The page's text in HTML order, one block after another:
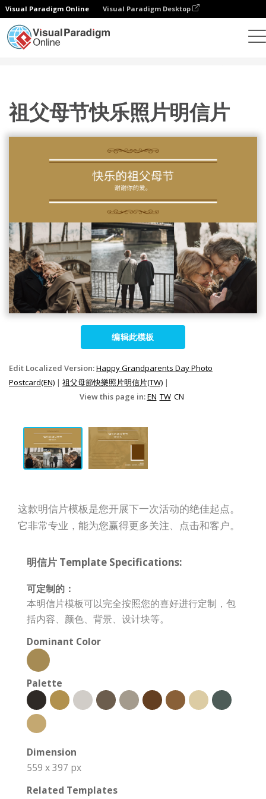
Visual Paradigm Online Visual Paradigm Desktop
祖父母节快乐照片明信片
编辑此模板
Edit Localized Version:Happy Grandparents Day Photo
Postcard(EN) | 祖父母節快樂照片明信片(TW) |
View this page in:EN TW CN
这款明信片模板是您开展下一次活动的绝佳起点。
它非常专业，能为您赢得更多关注、点击和客户。
明信片 Template Specifications:
可定制的：
本明信片模板可以完全按照您的喜好进行定制，包
括内容、颜色、背景、设计块等。
Dominant Color
Palette
Dimension
559 x 397 px
Related Templates